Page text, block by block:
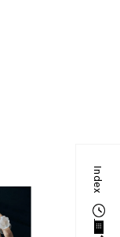
Index